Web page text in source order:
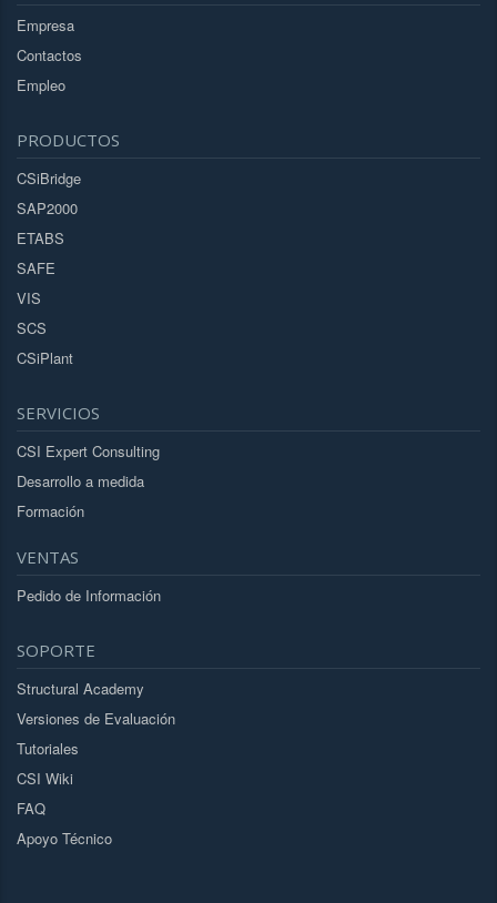
Empresa
Contactos
Empleo
PRODUCTOS
CSiBridge
SAP2000
ETABS
SAFE
VIS
SCS
CSiPlant
SERVICIOS
CSI Expert Consulting
Desarrollo a medida
Formación
VENTAS
Pedido de Información
SOPORTE
Structural Academy
Versiones de Evaluación
Tutoriales
CSI Wiki
FAQ
Apoyo Técnico